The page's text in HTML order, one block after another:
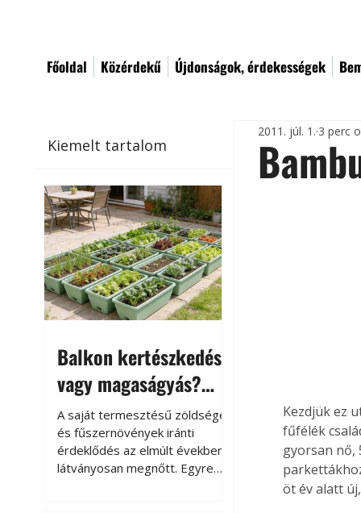
Főoldal Közérdekű Újdonságok, érdekességek
Kiemelt tartalom
Balkon kertészkedés
vagy magaságyás?
Helytakarékos
kertészkedés
A saját termesztésű zöldségek
és fűszernövények iránti
érdeklődés az elmúlt években
látványosan megnőtt. Egyre
2011. júl. 1. 3 perc
Kezdjük ez
fűfélék
gyorsan nő,
öt év alatt